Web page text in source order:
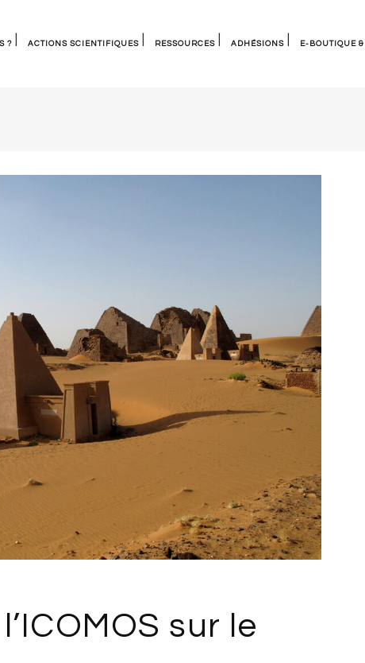
? ACTIONS SCIENTIFIQUES RESSOURCES ADHÉSIONS E-BOUTIQUE
sur le